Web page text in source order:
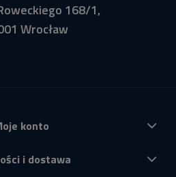
168/1,
Wrocław
konto
i dostawa